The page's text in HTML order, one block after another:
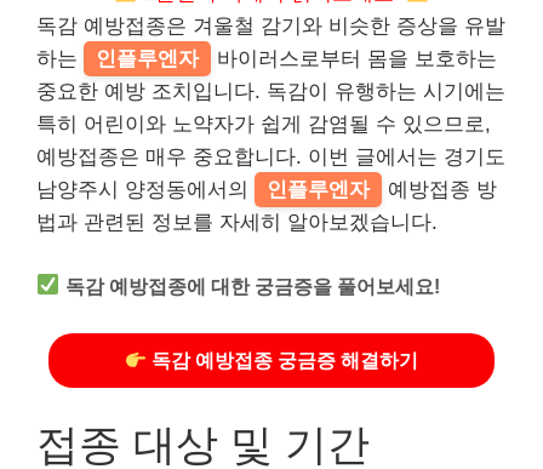
독감 예방접종은 겨울철 감기와 비슷한 증상을 유발
하는
인플루엔자
바이러스로부터 몸을 보호하는
중요한 예방 조치입니다. 독감이 유행하는 시기에는
특히 어린이와 노약자가 쉽게 감염될 수 있으므로,
예방접종은 매우 중요합니다. 이번 글에서는 경기도
남양주시 양정동에서의
인플루엔자
예방접종 방
법과 관련된 정보를 자세히 알아보겠습니다.
독감 예방접종에 대한 궁금증을 풀어보세요!
독감 예방접종 궁금증 해결하기
접종 대상 및 기간